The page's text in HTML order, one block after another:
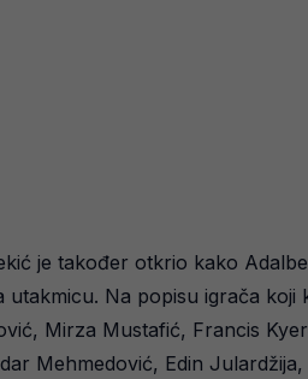
je također otkrio kako
utakmicu. Na popisu igrača
Mirza Mustafić, Francis
Mehmedović, Edin